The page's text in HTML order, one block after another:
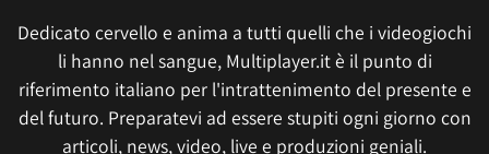
Dedicato cervello e anima a tutti quelli che i videogiochi
li hanno nel sangue, Multiplayer.it è il punto di
riferimento italiano per l'intrattenimento del presente e
del futuro. Preparatevi ad essere stupiti ogni giorno con
articoli, news, video, live e produzioni geniali.